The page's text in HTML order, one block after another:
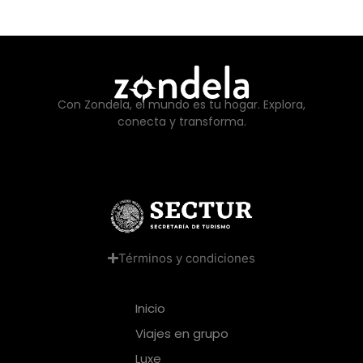
Con Zondela, el mundo es tu hogar. Explora,
conecta y transforma.
Términos y condiciones
Inicio
Viajes en grupo